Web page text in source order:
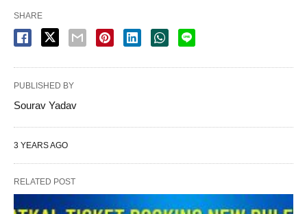
SHARE
PUBLISHED BY
Sourav Yadav
3 YEARS AGO
RELATED POST